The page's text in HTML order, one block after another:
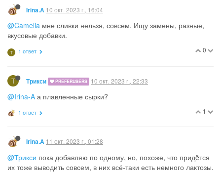
Irina.A 10 окт. 2023 г., 16:04
@Camelia мне сливки нельзя, совсем. Ищу замены, разные,
вкусовые добавки.
0
Т 1 ответ
Т Трикси PREFERUSERS 10 окт. 2023 г., 22:33
@Irina-A а плавленные сырки?
1
1 ответ
Irina.A 11 окт. 2023 г., 01:28
@Трикси пока добавляю по одному, но, похоже, что придëтся
их тоже выводить совсем, в них всё-таки есть немного лактозы.